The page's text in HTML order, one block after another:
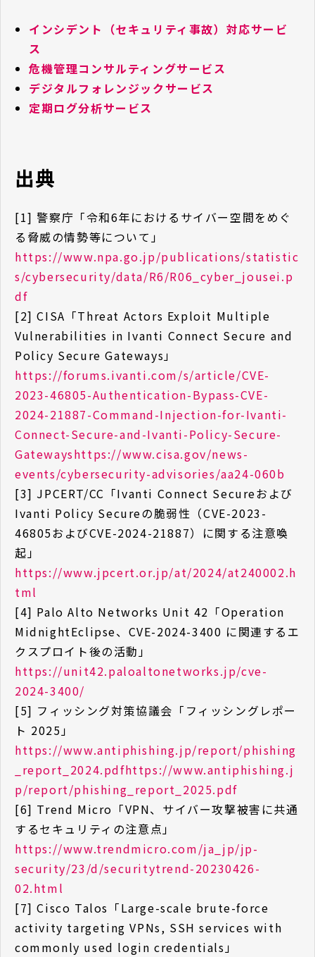
インシデント（セキュリティ事故）対応サービ
ス
危機管理コンサルティングサービス
デジタルフォレンジックサービス
定期ログ分析サービス
出典
[1] 警察庁「令和6年におけるサイバー空間をめぐ
る脅威の情勢等について」
https://www.npa.go.jp/publications/statistic
s/cybersecurity/data/R6/R06_cyber_jousei.p
df
[2] CISA「Threat Actors Exploit Multiple
Vulnerabilities in Ivanti Connect Secure and
Policy Secure Gateways」
https://forums.ivanti.com/s/article/CVE-
2023-46805-Authentication-Bypass-CVE-
2024-21887-Command-Injection-for-Ivanti-
Connect-Secure-and-Ivanti-Policy-Secure-
Gatewayshttps://www.cisa.gov/news-
events/cybersecurity-advisories/aa24-060b
[3] JPCERT/CC「Ivanti Connect Secureおよび
Ivanti Policy Secureの脆弱性（CVE-2023-
46805およびCVE-2024-21887）に関する注意喚
起」
https://www.jpcert.or.jp/at/2024/at240002.h
tml
[4] Palo Alto Networks Unit 42「Operation
MidnightEclipse、CVE-2024-3400 に関連するエ
クスプロイト後の活動」
https://unit42.paloaltonetworks.jp/cve-
2024-3400/
[5] フィッシング対策協議会「フィッシングレポー
ト 2025」
https://www.antiphishing.jp/report/phishing
_report_2024.pdfhttps://www.antiphishing.j
p/report/phishing_report_2025.pdf
[6] Trend Micro「VPN、サイバー攻撃被害に共通
するセキュリティの注意点」
https://www.trendmicro.com/ja_jp/jp-
security/23/d/securitytrend-20230426-
02.html
[7] Cisco Talos「Large-scale brute-force
activity targeting VPNs, SSH services with
commonly used login credentials」